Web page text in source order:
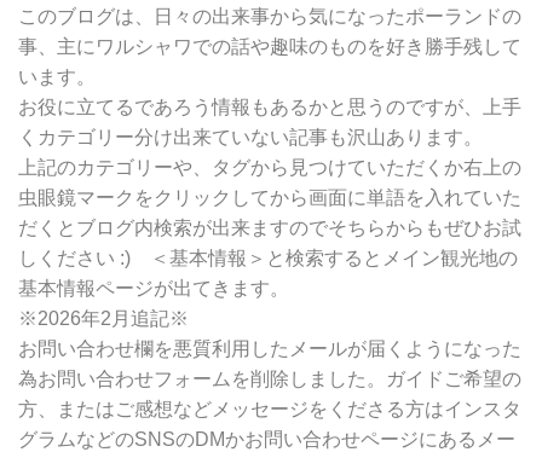
別
検
索
このブログは、日々の出来事から気になったポーランドの
事、主にワルシャワでの話や趣味のものを好き勝手残して
います。
お役に立てるであろう情報もあるかと思うのですが、上手
くカテゴリー分け出来ていない記事も沢山あります。
上記のカテゴリーや、タグから見つけていただくか右上の
虫眼鏡マークをクリックしてから画面に単語を入れていた
だくとブログ内検索が出来ますのでそちらからもぜひお試
しください :) ＜基本情報＞と検索するとメイン観光地の
基本情報ページが出てきます。
※2026年2月追記※
お問い合わせ欄を悪質利用したメールが届くようになった
為お問い合わせフォームを削除しました。ガイドご希望の
方、またはご感想などメッセージをくださる方はインスタ
グラムなどのSNSのDMかお問い合わせページにあるメー